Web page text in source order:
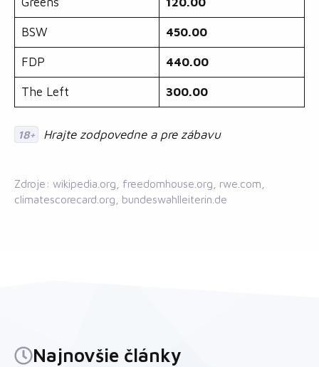
BSW 450.00
FDP 440.00
The Left 300.00
18+ Hrajte zodpovedne a pre zábavu
Zdroje: wikipedia.org, freedomhouse.org, rwe.com,
climatescorecard.org, bundeswahlleiterin.de
Najnovšie články